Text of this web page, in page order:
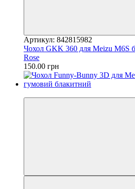
Артикул: 842815982
Чохол GKK 360 для Meizu M6S
Rose
150.00 грн